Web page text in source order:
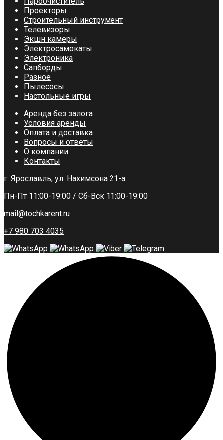
Проекторы
Строительный инструмент
Телевизоры
Экшн камеры
Электросамокаты
Электроника
Сапборды
Разное
Пылесосы
Настольные игры
Аренда без залога
Условия аренды
Оплата и доставка
Вопросы и ответы
О компании
Контакты
г. Ярославль, ул. Нахимсона 21-а
Пн-Пт 11:00-19:00 / Сб-Вск 11:00-19:00
mail@tochkarent.ru
+7 980 703 4035